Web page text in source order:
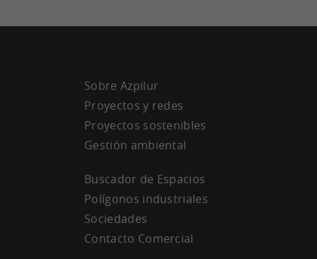
Sobre Azpilur
Proyectos y redes
Proyectos sostenibles
Gestión ambiental
Buscador de Espacios
Polígonos industriales
Sociedades
Contacto Comercial